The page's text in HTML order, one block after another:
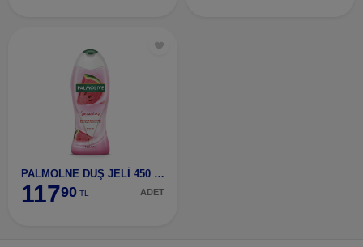
PALMOLNE DUŞ JELİ 450 MLKARPUZ
11790 TL ADET